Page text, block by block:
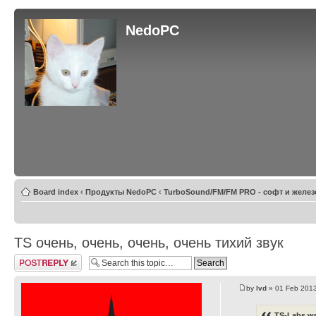
NedoPC
Board index ‹ Продукты NedoPC ‹ TurboSound/FM/FM PRO - софт и
TS очень, очень, очень, очень тихий звук
Post a reply
bylvd » 01 Feb